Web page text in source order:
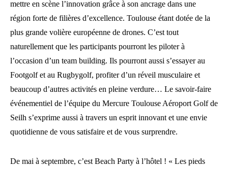
mettre en scène l’innovation grâce à son ancrage dans une
région forte de filières d’excellence. Toulouse étant dotée de la
plus grande volière européenne de drones. C’est tout
naturellement que les participants pourront les piloter à
l’occasion d’un team building. Ils pourront aussi s’essayer au
Footgolf et au Rugbygolf, profiter d’un réveil musculaire et
beaucoup d’autres activités en pleine verdure… Le savoir-faire
événementiel de l’équipe du Mercure Toulouse Aéroport Golf de
Seilh s’exprime aussi à travers un esprit innovant et une envie
quotidienne de vous satisfaire et de vous surprendre.
De mai à septembre, c’est Beach Party à l’hôtel ! « Les pieds